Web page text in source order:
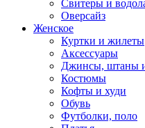
Свитеры и
Оверсайз
Женское
Куртки и жилеты
Аксессуары
Джинсы, штаны
Костюмы
Кофты и худи
Обувь
Футболки, поло